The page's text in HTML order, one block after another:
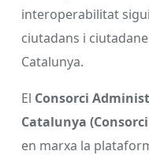
interoperabilitat
ciutadans i
Catalunya.
El Consorci
Catalunya (Consorci
en marxa la